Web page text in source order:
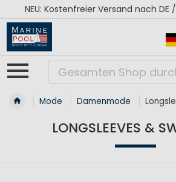
NEU: Kostenfreier Versand nach DE
Mode Damenmode
LONGSLEEVES &